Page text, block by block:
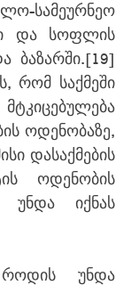
სამეურნეო
და სოფლის
ბაზარში.[19]
რომ საქმეში
ოდენობაზე,
დასაქმების
ოდენობის
უნდა იქნას
უნდა